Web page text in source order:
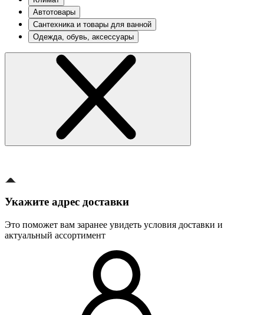
Автотовары
Сантехника и товары для ванной
Одежда, обувь, аксессуары
Укажите адрес доставки
Это поможет вам заранее увидеть условия доставки и
актуальный ассортимент